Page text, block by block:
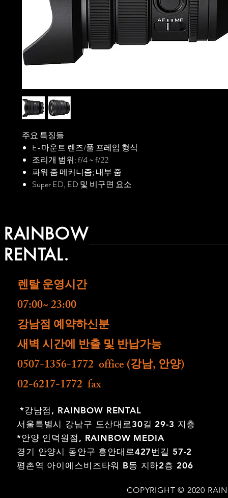
주요 특징들
E-마운트 렌즈/풀 프레임 형식
조리개 범위: f/4 ~ f/22
파워 줌 메커니즘; 내부 줌
Super ED, ED 및 비구면 요소
RAINBOW
RENTAL.
렌탈 운영시간
07:00~ 23:00
​강남점 예약하신분
새벽 시간에 반출 및 반납가능
0507-1356-1772 office (강남, 안양)
02-6217-1772 fax
*강남점, RAINBOW RENTAL
서울특별시 강남구 도산대로30길 29-3 지층
*안양 인덕원점, RAINBOW MEDIA
경기 안양시 동안구 흥안대로427번길 57-2
평촌역 아이에스비즈타워 B동 지하2층 206
COPYRIGHT © 2020